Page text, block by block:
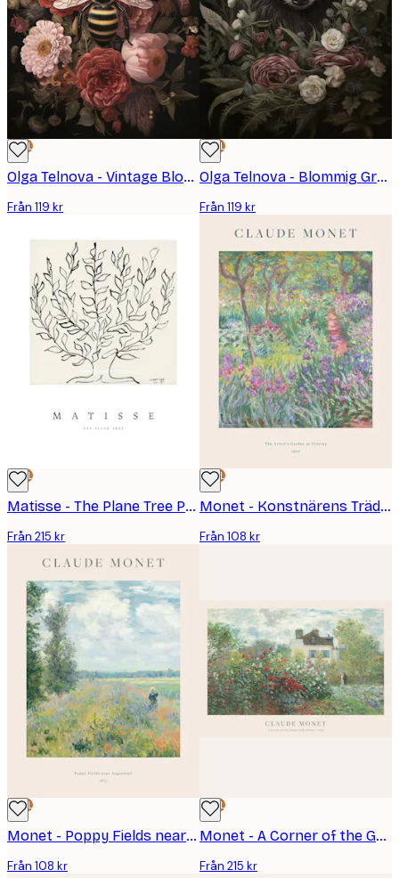
DEAL
Olga Telnova - Vintage Blomma Bi Poster
Från 119 kr
DEAL
Olga Telnova - Blommig Grävling Poster
Från 119 kr
DEAL
Matisse - The Plane Tree Poster
Från 215 kr
DEAL
Monet - Konstnärens Trädgård i Giverny Poster
Från 108 kr
DEAL
Monet - Poppy Fields near Argenteuil Poster
Från 108 kr
DEAL
Monet - A Corner of the Garden with Dahlias Poster
Från 215 kr